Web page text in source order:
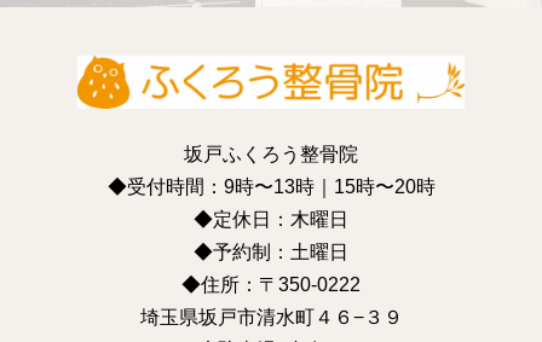
坂戸ふくろう整骨院
◆受付時間：9時〜13時｜15時〜20時
◆定休日：木曜日
◆予約制：土曜日
◆住所：〒350-0222
埼玉県坂戸市清水町４６−３９